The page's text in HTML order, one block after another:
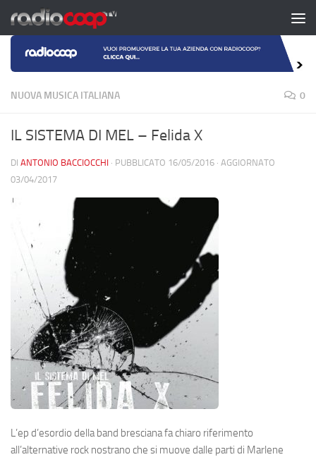
Salta al contenuto
NUOVA MUSICA ITALIANA 0
IL SISTEMA DI MEL – Felida X
DI ANTONIO BACCIOCCHI · PUBBLICATO 16/05/2016 · AGGIORNATO
03/04/2017
L’ep d’esordio della band bresciana fa chiaro riferimento
all’alternative rock nostrano che si muove dalle parti di Marlene